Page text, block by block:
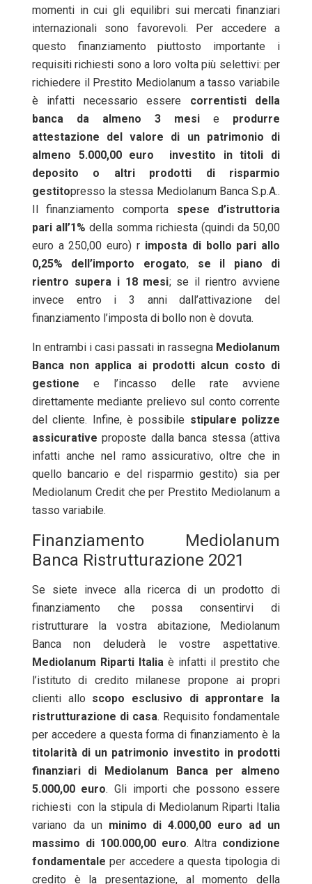
momenti in cui gli equilibri sui mercati finanziari
internazionali sono favorevoli. Per accedere a
questo finanziamento piuttosto importante i
requisiti richiesti sono a loro volta più selettivi: per
richiedere il Prestito Mediolanum a tasso variabile
è infatti necessario essere correntisti della
banca da almeno 3 mesi e produrre
attestazione del valore di un patrimonio di
almeno 5.000,00 euro investito in titoli di
deposito o altri prodotti di risparmio
gestitopresso la stessa Mediolanum Banca S.p.A..
Il finanziamento comporta spese d’istruttoria
pari all’1% della somma richiesta (quindi da 50,00
euro a 250,00 euro) r imposta di bollo pari allo
0,25% dell’importo erogato, se il piano di
rientro supera i 18 mesi; se il rientro avviene
invece entro i 3 anni dall’attivazione del
finanziamento l’imposta di bollo non è dovuta.
In entrambi i casi passati in rassegna Mediolanum
Banca non applica ai prodotti alcun costo di
gestione e l’incasso delle rate avviene
direttamente mediante prelievo sul conto corrente
del cliente. Infine, è possibile stipulare polizze
assicurative proposte dalla banca stessa (attiva
infatti anche nel ramo assicurativo, oltre che in
quello bancario e del risparmio gestito) sia per
Mediolanum Credit che per Prestito Mediolanum a
tasso variabile.
Finanziamento Mediolanum
Banca Ristrutturazione 2021
Se siete invece alla ricerca di un prodotto di
finanziamento che possa consentirvi di
ristrutturare la vostra abitazione, Mediolanum
Banca non deluderà le vostre aspettative.
Mediolanum Riparti Italiaè infatti il prestito che
l’istituto di credito milanese propone ai propri
clienti allo scopo esclusivo di approntare la
ristrutturazione di casa. Requisito fondamentale
per accedere a questa forma di finanziamento è la
titolarità di un patrimonio investito in prodotti
finanziari di Mediolanum Banca per almeno
5.000,00 euro. Gli importi che possono essere
richiesti con la stipula di Mediolanum Riparti Italia
variano da un minimo di 4.000,00 euro ad un
massimo di 100.000,00 euro. Altra condizione
fondamentale per accedere a questa tipologia di
credito è la presentazione, al momento della